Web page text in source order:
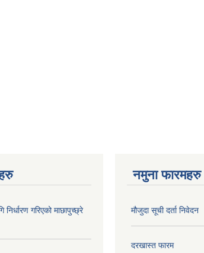
गरिएको माछापुच्छ्रे
नमुना फारमहरु
मौजुदा सूची दर्ता निवेदन
दरखास्त फारम